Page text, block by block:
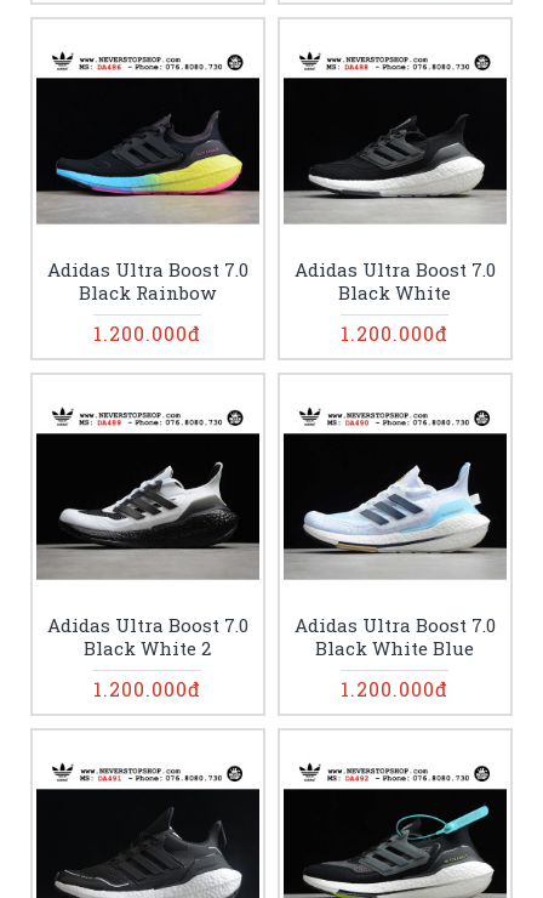
Adidas Ultra Boost 7.0
Black Rainbow
1.200.000đ
Adidas Ultra Boost 7.0
Black White
1.200.000đ
Adidas Ultra Boost 7.0
Black White 2
1.200.000đ
Adidas Ultra Boost 7.0
Black White Blue
1.200.000đ